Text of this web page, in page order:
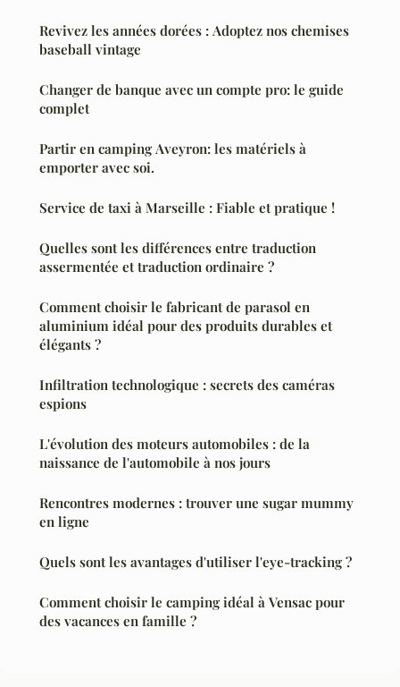
Revivez les années dorées : Adoptez nos chemises
baseball vintage
Changer de banque avec un compte pro: le guide
complet
Partir en camping Aveyron: les matériels à
emporter avec soi.
Service de taxi à Marseille : Fiable et pratique !
Quelles sont les différences entre traduction
assermentée et traduction ordinaire ?
Comment choisir le fabricant de parasol en
aluminium idéal pour des produits durables et
élégants ?
Infiltration technologique : secrets des caméras
espions
L'évolution des moteurs automobiles : de la
naissance de l'automobile à nos jours
Rencontres modernes : trouver une sugar mummy
en ligne
Quels sont les avantages d'utiliser l'eye-tracking ?
Comment choisir le camping idéal à Vensac pour
des vacances en famille ?